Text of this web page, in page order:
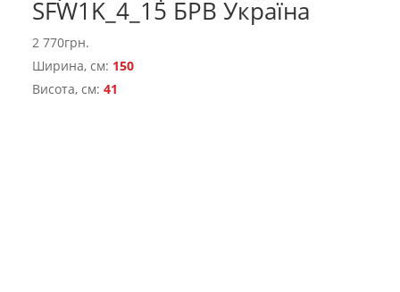
SFW1K_4_15 БРВ Україна
2 770грн.
Ширина, см: 150
Висота, см:41